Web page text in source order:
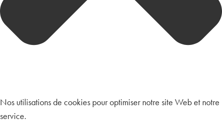
Nos utilisations de cookies pour optimiser notre site Web et notre
service.